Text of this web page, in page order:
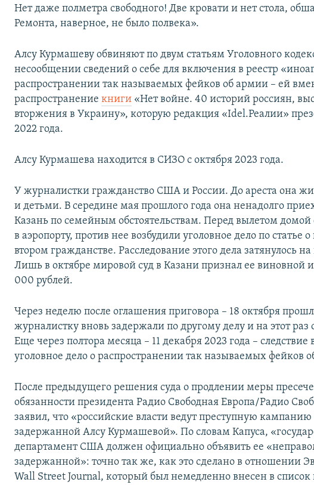
Нет даже полметра свободного! Две кровати и нет стола,
Ремонта, наверное, не было полвека».
Алсу Курмашеву обвиняют по двум статьям Уголовного
несообщении сведений о себе для включения в реестр
распространении так называемых фейков об армии – ей
распространениекниги «Нет войне. 40 историй россиян,
вторжения в Украину», которую редакция «Idel.Реалии»
2022 года.
Алсу Курмашева находится в СИЗО с октября 2023 года.
У журналистки гражданство США и России. До ареста она
и детьми. В середине мая прошлого года она ненадолго
Казань по семейным обстоятельствам. Перед вылетом
в аэропорту, против нее возбудили уголовное дело по статье
втором гражданстве. Расследование этого дела затянулось
Лишь в октябре мировой суд в Казани признал ее виновной
000 рублей.
Через неделю после оглашения приговора – 18 октября
журналистку вновь задержали по другому делу и на этот
Еще через полтора месяца – 11 декабря 2023 года –
уголовное дело о распространении так называемых фейков
После предыдущего решения суда о продлении меры
обязанности президента Радио Свободная Европа/Радио
заявил, что «российские власти ведут преступную
задержанной Алсу Курмашевой». По словам Капуса,
департамент США должен официально объявить ее
задержанной»: точно так же, как это сделано в отношении
Wall Street Journal, который был немедленно внесен в список